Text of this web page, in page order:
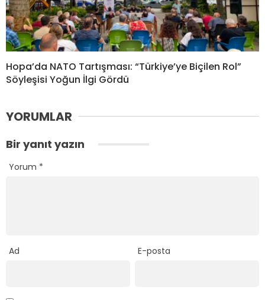
Hopa’da NATO Tartışması: “Türkiye’ye Biçilen Rol”
Söyleşisi Yoğun İlgi Gördü
YORUMLAR
Bir yanıt yazın
Yorum *
Ad E-posta